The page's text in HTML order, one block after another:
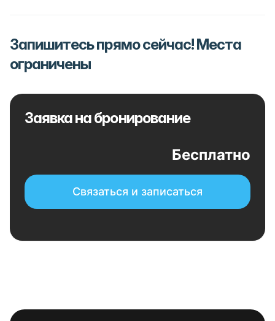
Запишитесь прямо сейчас! Места
ограничены
Заявка на бронирование
Бесплатно
Связаться и записаться